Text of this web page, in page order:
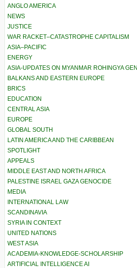
ANGLO AMERICA
NEWS
JUSTICE
WAR RACKET–CATASTROPHE CAPITALISM
ASIA–PACIFIC
ENERGY
ASIA-UPDATES ON MYANMAR ROHINGYA
BALKANS AND EASTERN EUROPE
BRICS
EDUCATION
CENTRAL ASIA
EUROPE
GLOBAL SOUTH
LATIN AMERICA AND THE CARIBBEAN
SPOTLIGHT
APPEALS
MIDDLE EAST AND NORTH AFRICA
PALESTINE ISRAEL GAZA GENOCIDE
MEDIA
INTERNATIONAL LAW
SCANDINAVIA
SYRIA IN CONTEXT
UNITED NATIONS
WEST ASIA
ACADEMIA-KNOWLEDGE-SCHOLARSHIP
ARTIFICIAL INTELLIGENCE AI